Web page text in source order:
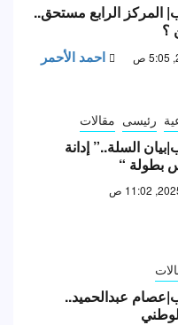
المركز الرابع مستحق..
؟
احمد الأحمر
رئيسى مقالات
السلة..” إدانة
بطولة “
عبدالحميد..